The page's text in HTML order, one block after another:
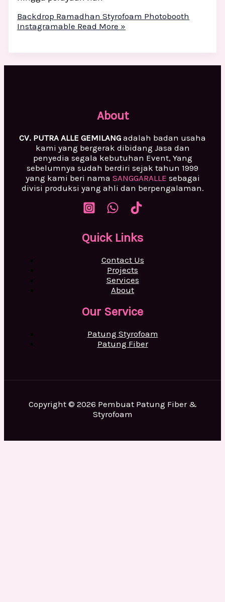
Backdrop Ramadhan Styrofoam Photobooth
Instagramable Read More »
About
CV. PUTRA ALLE GEMILANG adalah badan usaha
kami yang bergerak dibidang Jasa dan
penyedia segala kebutuhan Event, Yang
sebelumnya sudah berdiri sejak tahun 1999
yang kami beri nama SANGGARALLE sebagai
divisi produksi yang ahli dan berpengalaman.
Quick Links
Contact Us
Projects
Services
About
Our Service
Patung Styrofoam
Patung Fiber
Copyright © 2026 Pembuat Patung Fiber &
Styrofoam